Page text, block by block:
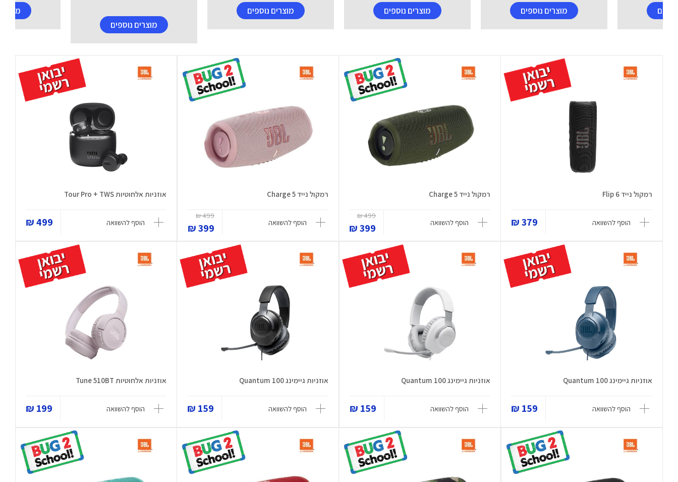
מוצרים נוספים
מוצרים נוספים מוצרים נוספים מוצרים נוספים
רמקול נייד Flip 6
הוסף להשוואה 379 ₪
רמקול נייד Charge 5
הוסף להשוואה
499 ₪
399 ₪
רמקול נייד Charge 5
הוסף להשוואה
499 ₪
399 ₪
אוזניות אלחוטיות Tour Pro + TWS
הוסף להשוואה 499 ₪
אוזניות גיימינג Quantum 100
הוסף להשוואה 159 ₪
אוזניות גיימינג Quantum 100
הוסף להשוואה 159 ₪
אוזניות גיימינג Quantum 100
הוסף להשוואה 159 ₪
אוזניות אלחוטיות Tune 510BT
הוסף להשוואה 199 ₪